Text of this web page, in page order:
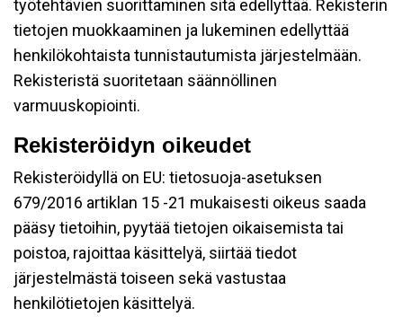
työtehtävien suorittaminen sitä edellyttää. Rekisterin
tietojen muokkaaminen ja lukeminen edellyttää
henkilökohtaista tunnistautumista järjestelmään.
Rekisteristä suoritetaan säännöllinen
varmuuskopiointi.
Rekisteröidyn oikeudet
Rekisteröidyllä on EU: tietosuoja-asetuksen
679/2016 artiklan 15 -21 mukaisesti oikeus saada
pääsy tietoihin, pyytää tietojen oikaisemista tai
poistoa, rajoittaa käsittelyä, siirtää tiedot
järjestelmästä toiseen sekä vastustaa
henkilötietojen käsittelyä.